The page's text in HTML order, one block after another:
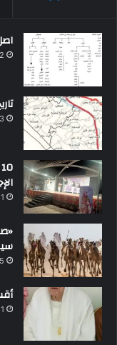
12
23
21
15
1 أبريل، 2021